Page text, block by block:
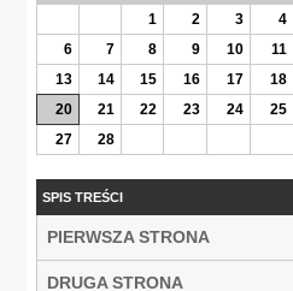
1
2 3 4
6
7 8 9 10 11
13
14 15 16 17 18
20
21 22 23 24 25
27
28
SPIS TREŚCI
PIERWSZA STRONA
DRUGA STRONA